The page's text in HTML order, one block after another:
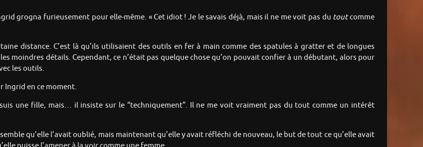
grogna furieusement pour elle-même. « Cet idiot ! Je le savais déjà, mais il ne me voit pas du toutcomme
distance. C’est là qu’ils utilisaient des outils en fer à main comme des spatules à gratter et de longues
moindres détails. Cependant, ce n’était pas quelque chose qu’on pouvait confier à un débutant, alors pour
les outils.
Ingrid en ce moment.
une fille, mais… il insiste sur le “techniquement”. Il ne me voit vraiment pas du tout comme un intérêt
qu’elle l’avait oublié, mais maintenant qu’elle y avait réfléchi de nouveau, le but de tout ce qu’elle avait